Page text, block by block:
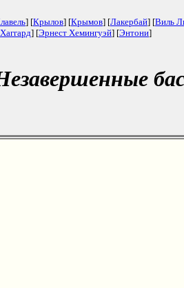
] [Крылов] [Крымов] [Лакербай] [Виль
Хаггард] [Эрнест Хемингуэй] [Энтони]